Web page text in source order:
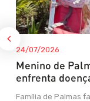
24/07/2026
Menino de
enfrenta
Família de Palmas